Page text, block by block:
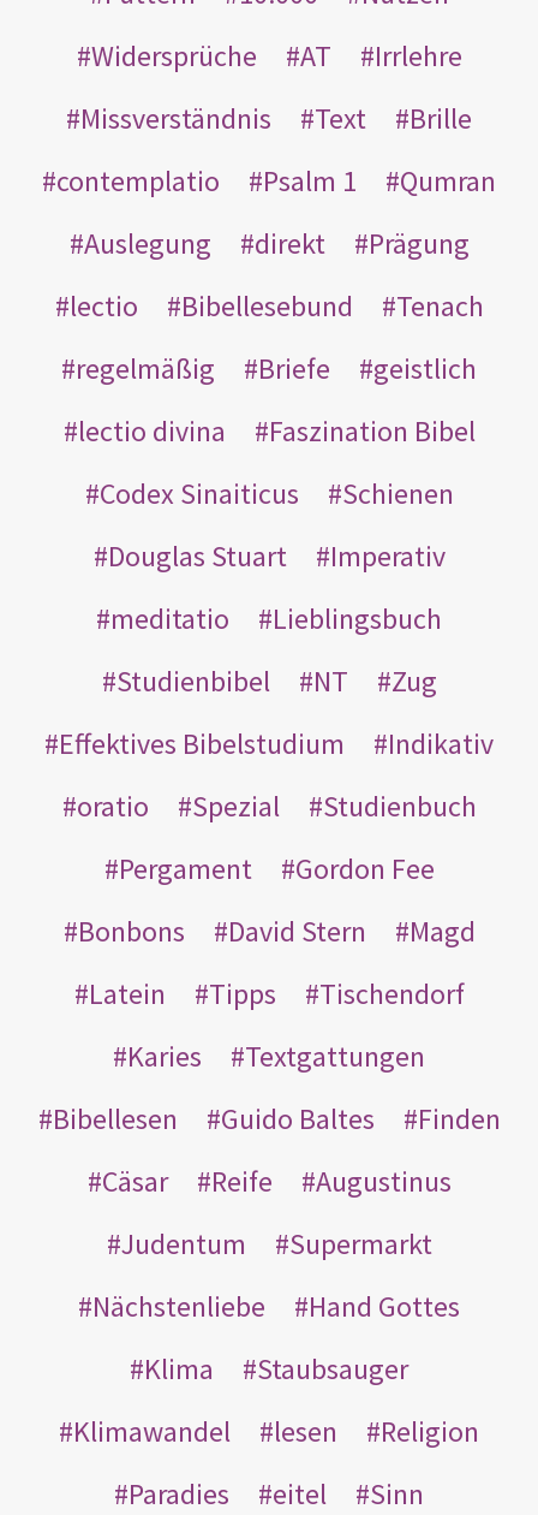
Widersprüche
AT
Irrlehre
Missverständnis
Text
Brille
contemplatio
Psalm 1
Qumran
Auslegung
direkt
Prägung
lectio
Bibellesebund
Tenach
regelmäßig
Briefe
geistlich
lectio divina
Faszination Bibel
Codex Sinaiticus
Schienen
Douglas Stuart
Imperativ
meditatio
Lieblingsbuch
Studienbibel
NT
Zug
Effektives Bibelstudium
Indikativ
oratio
Spezial
Studienbuch
Pergament
Gordon Fee
Bonbons
David Stern
Magd
Latein
Tipps
Tischendorf
Karies
Textgattungen
Bibellesen
Guido Baltes
Finden
Cäsar
Reife
Augustinus
Judentum
Supermarkt
Nächstenliebe
Hand Gottes
Klima
Staubsauger
Klimawandel
lesen
Religion
Paradies
eitel
Sinn